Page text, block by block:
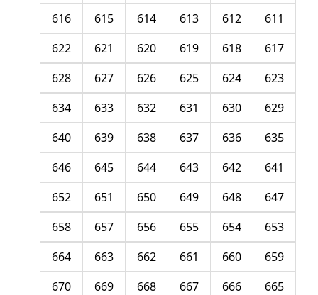
611
612
613
614
615
616
617
618
619
620
621
622
623
624
625
626
627
628
629
630
631
632
633
634
635
636
637
638
639
640
641
642
643
644
645
646
647
648
649
650
651
652
653
654
655
656
657
658
659
660
661
662
663
664
665
666
667
668
669
670